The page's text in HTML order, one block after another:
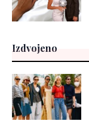
Izdvojeno